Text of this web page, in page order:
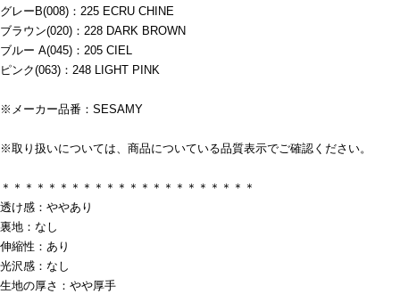
グレーB(008)：225 ECRU CHINE
ブラウン(020)：228 DARK BROWN
ブルー A(045)：205 CIEL
ピンク(063)：248 LIGHT PINK
※メーカー品番：SESAMY
※取り扱いについては、商品についている品質表示でご確認ください。
＊＊＊＊＊＊＊＊＊＊＊＊＊＊＊＊＊＊＊＊＊＊
透け感：ややあり
裏地：なし
伸縮性：あり
光沢感：なし
生地の厚さ：やや厚手